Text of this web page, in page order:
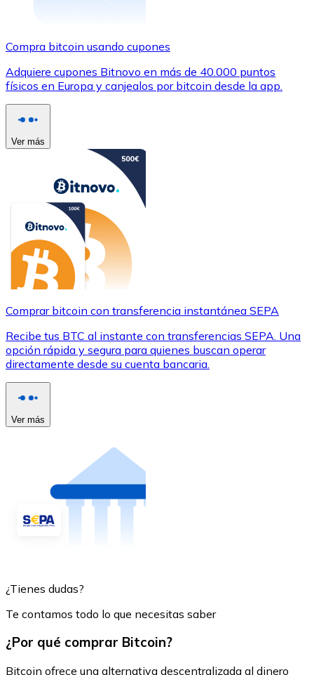
Compra bitcoin usando cupones
Adquiere cupones Bitnovo en más de 40.000 puntos
físicos en Europa y canjealos por bitcoin desde la app.
Ver más
Comprar bitcoin con transferencia instantánea SEPA
Recibe tus BTC al instante con transferencias SEPA. Una
opción rápida y segura para quienes buscan operar
directamente desde su cuenta bancaria.
Ver más
¿Tienes dudas?
Te contamos todo lo que necesitas saber
¿Por qué comprar Bitcoin?
Bitcoin ofrece una alternativa descentralizada al dinero